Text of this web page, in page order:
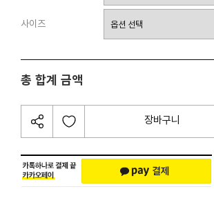
사이즈
총 합계 금액
장바구니